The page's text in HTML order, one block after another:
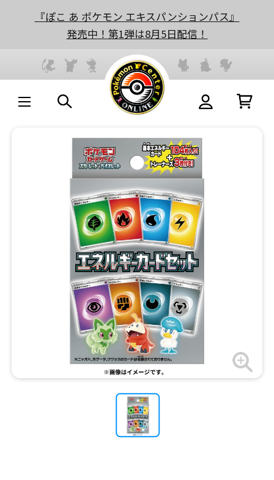
『ぽこ あ ポケモン エキスパンションパス』
発売中！第1弾は8月5日配信！